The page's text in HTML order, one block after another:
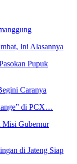
Ini Alasannya
Pupuk
Caranya
di PCX…
Misi Gubernur
di Jateng Siap